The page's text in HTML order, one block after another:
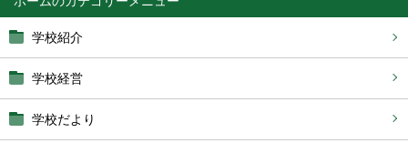
学校紹介
学校経営
学校だより